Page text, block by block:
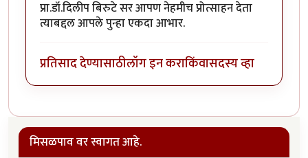
प्रा.डॉ.दिलीप बिरुटे सर आपण नेहमीच प्रोत्साहन देता
त्याबद्दल आपले पुन्हा एकदा आभार.
प्रतिसाद देण्यासाठीलॉग इन कराकिंवासदस्य व्हा
मिसळपाव वर स्वागत आहे.